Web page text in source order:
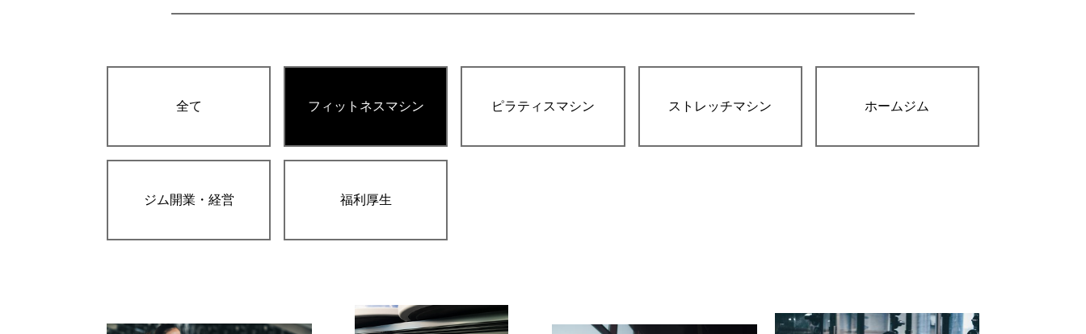
全て フィットネスマシン ピラティスマシン ストレッチマシン ホームジム
ジム開業・経営 福利厚生